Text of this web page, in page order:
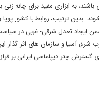
باشند، به ابزاری مفید برای چانه
بدین ترتیب، روابط با کشور پویا
ایجاد تعادل شرقی- غربی در
شرق آسیا و سازمان های اثر گذار
گسترش چتر دیپلماسی ایرانی بر